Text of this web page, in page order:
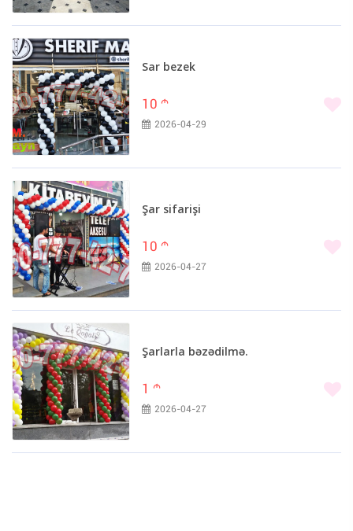
Sar bezek
10 m
2026-04-29
Şar sifarişi
10 m
2026-04-27
Şarlarla bəzədilmə.
1 m
2026-04-27